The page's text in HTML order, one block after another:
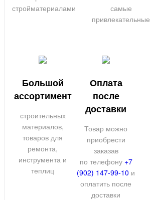
стройматериалами
самые
привлекательные
Большой
ассортимент
строительных
материалов,
товаров для
ремонта,
инструмента и
теплиц
Оплата
после
доставки
Товар можно
приобрести
заказав
по телефону +7
(902) 147-99-10 и
оплатить после
доставки